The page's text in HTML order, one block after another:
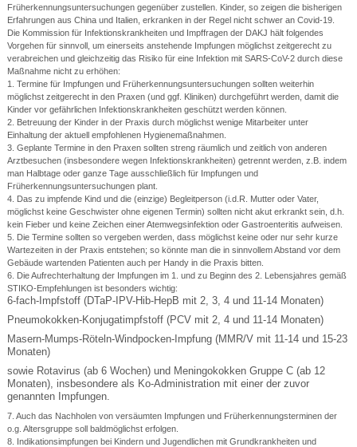
Früherkennungsuntersuchungen gegenüber zustellen. Kinder, so zeigen die bisherigen
Erfahrungen aus China und Italien, erkranken in der Regel nicht schwer an Covid-19.
Die Kommission für Infektionskrankheiten und Impffragen der DAKJ hält folgendes
Vorgehen für sinnvoll, um einerseits anstehende Impfungen möglichst zeitgerecht zu
verabreichen und gleichzeitig das Risiko für eine Infektion mit SARS-CoV-2 durch diese
Maßnahme nicht zu erhöhen:
1. Termine für Impfungen und Früherkennungsuntersuchungen sollten weiterhin
möglichst zeitgerecht in den Praxen (und ggf. Kliniken) durchgeführt werden, damit die
Kinder vor gefährlichen Infektionskrankheiten geschützt werden können.
2. Betreuung der Kinder in der Praxis durch möglichst wenige Mitarbeiter unter
Einhaltung der aktuell empfohlenen Hygienemaßnahmen.
3. Geplante Termine in den Praxen sollten streng räumlich und zeitlich von anderen
Arztbesuchen (insbesondere wegen Infektionskrankheiten) getrennt werden, z.B. indem
man Halbtage oder ganze Tage ausschließlich für Impfungen und
Früherkennungsuntersuchungen plant.
4. Das zu impfende Kind und die (einzige) Begleitperson (i.d.R. Mutter oder Vater,
möglichst keine Geschwister ohne eigenen Termin) sollten nicht akut erkrankt sein, d.h.
kein Fieber und keine Zeichen einer Atemwegsinfektion oder Gastroenteritis aufweisen.
5. Die Termine sollten so vergeben werden, dass möglichst keine oder nur sehr kurze
Wartezeiten in der Praxis entstehen; so könnte man die in sinnvollem Abstand vor dem
Gebäude wartenden Patienten auch per Handy in die Praxis bitten.
6. Die Aufrechterhaltung der Impfungen im 1. und zu Beginn des 2. Lebensjahres gemäß
STIKO-Empfehlungen ist besonders wichtig:
6-fach-Impfstoff (DTaP-IPV-Hib-HepB mit 2, 3, 4 und 11-14 Monaten)
Pneumokokken-Konjugatimpfstoff (PCV mit 2, 4 und 11-14 Monaten)
Masern-Mumps-Röteln-Windpocken-Impfung (MMR/V mit 11-14 und 15-23
Monaten)
sowie Rotavirus (ab 6 Wochen) und Meningokokken Gruppe C (ab 12
Monaten), insbesondere als Ko-Administration mit einer der zuvor
genannten Impfungen.
7. Auch das Nachholen von versäumten Impfungen und Früherkennungsterminen der
o.g. Altersgruppe soll baldmöglichst erfolgen.
8. Indikationsimpfungen bei Kindern und Jugendlichen mit Grundkrankheiten und